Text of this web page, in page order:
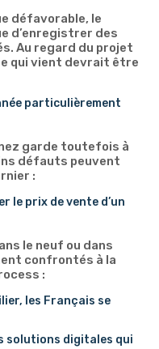
défavorable, le
d’enregistrer des
Au regard du projet
qui vient devrait être
particulièrement
garde toutefois à
défauts peuvent
:
le prix de vente d’un
le neuf ou dans
confrontés à la
:
les Français se
solutions digitales qui